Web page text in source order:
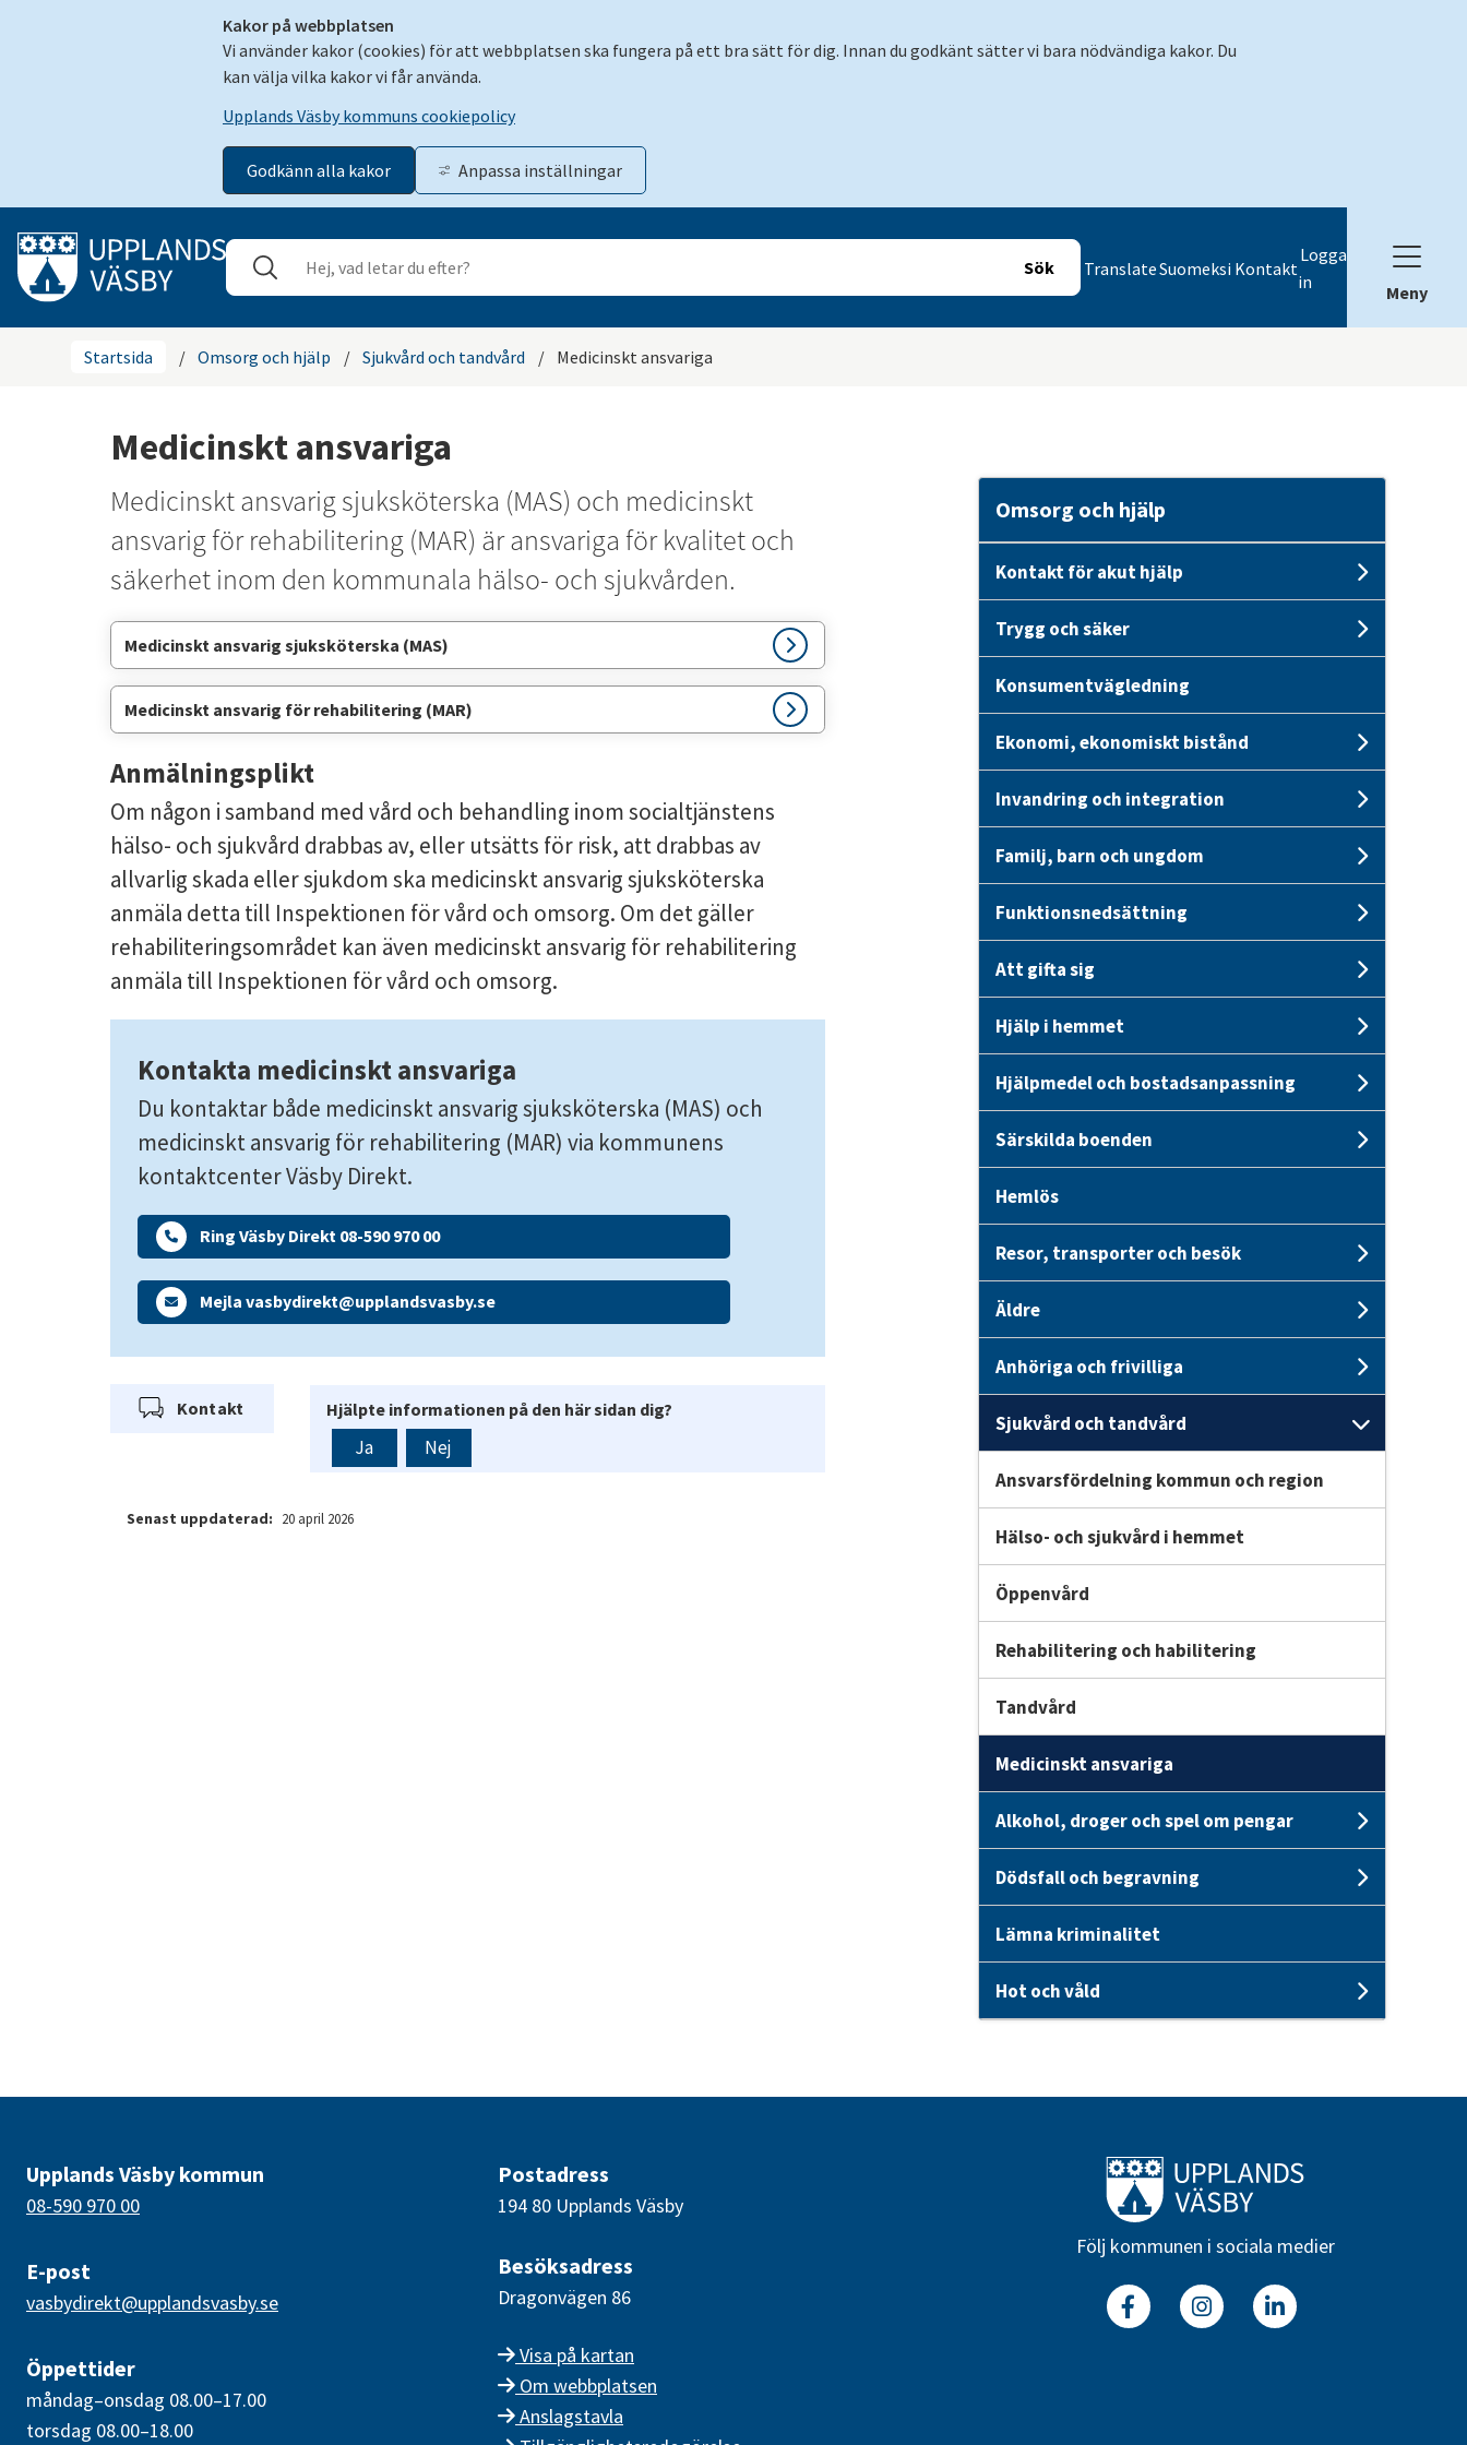
Kakor på webbplatsen
Vi använder kakor (cookies) för att webbplatsen ska fungera på ett bra sätt för dig. Innan du godkänt sätter vi bara nödvändiga kakor. Du
kan välja vilka kakor vi får använda.
Upplands Väsby kommuns cookiepolicy
Godkänn alla kakor Anpassa inställningar
Gå till innehåll
Sök
TranslateSuomeksi Kontakt
Logga
in
Meny
Startsida / Omsorg och hjälp / Sjukvård och tandvård / Medicinskt ansvariga
Medicinskt ansvariga
Medicinskt ansvarig sjuksköterska (MAS) och medicinskt
ansvarig för rehabilitering (MAR) är ansvariga för kvalitet och
säkerhet inom den kommunala hälso- och sjukvården.
Medicinskt ansvarig sjuksköterska (MAS)
Medicinskt ansvarig för rehabilitering (MAR)
Anmälningsplikt
Om någon i samband med vård och behandling inom socialtjänstens
hälso- och sjukvård drabbas av, eller utsätts för risk, att drabbas av
allvarlig skada eller sjukdom ska medicinskt ansvarig sjuksköterska
anmäla detta till Inspektionen för vård och omsorg. Om det gäller
rehabiliteringsområdet kan även medicinskt ansvarig för rehabilitering
anmäla till Inspektionen för vård och omsorg.
Kontakta medicinskt ansvariga
Du kontaktar både medicinskt ansvarig sjuksköterska (MAS) och
medicinskt ansvarig för rehabilitering (MAR) via kommunens
kontaktcenter Väsby Direkt.
Ring Väsby Direkt 08-590 970 00
Mejla vasbydirekt@upplandsvasby.se
Kontakt Hjälpte informationen på den här sidan dig?
Ja Nej
Senast uppdaterad: 20 april 2026
Omsorg och hjälp
Kontakt för akut hjälp
Trygg och säker
Konsumentvägledning
Ekonomi, ekonomiskt bistånd
Invandring och integration
Familj, barn och ungdom
Funktionsnedsättning
Att gifta sig
Hjälp i hemmet
Hjälpmedel och bostadsanpassning
Särskilda boenden
Hemlös
Resor, transporter och besök
Äldre
Anhöriga och frivilliga
Sjukvård och tandvård
Ansvarsfördelning kommun och region
Hälso- och sjukvård i hemmet
Öppenvård
Rehabilitering och habilitering
Tandvård
Medicinskt ansvariga
Alkohol, droger och spel om pengar
Dödsfall och begravning
Lämna kriminalitet
Hot och våld
Upplands Väsby kommun
08-590 970 00
E-post
vasbydirekt@upplandsvasby.se
Öppettider
måndag–onsdag 08.00–17.00
torsdag 08.00–18.00
Postadress
194 80 Upplands Väsby
Besöksadress
Dragonvägen 86
Visa på kartan
Om webbplatsen
Anslagstavla
Till startsidan
Följ kommunen i sociala medier
FacebookInstagramLinkedin